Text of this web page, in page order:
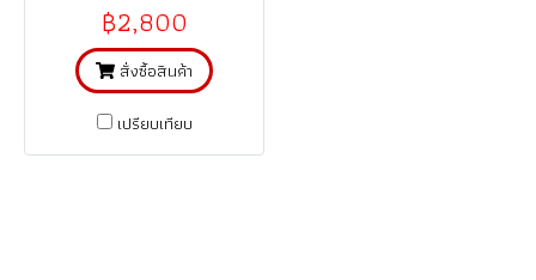
฿2,800
สั่งซื้อสินค้า
เปรียบเทียบ